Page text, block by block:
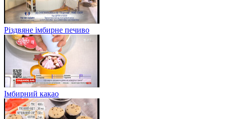
Різдвяне імбирне печиво
Імбирний какао